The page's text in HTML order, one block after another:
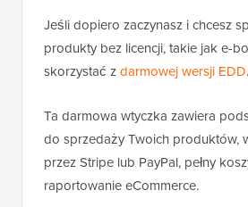
Jeśli dopiero zaczynasz i chcesz
produkty bez licencji, takie jak e-
skorzystać zdarmowej wersji EDD.
Ta darmowa wtyczka zawiera
do sprzedaży Twoich produktów,
przez Stripe lub PayPal, pełny
raportowanie eCommerce.